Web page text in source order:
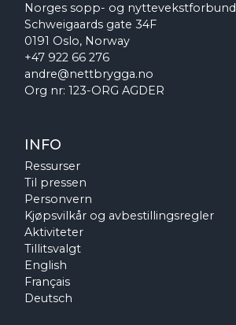
Norges sopp- og nyttevekstforbund
Schweigaards gate 34F
0191 Oslo, Norway
+47 922 66 276
andre@nettbrygga.no
Org nr: 123-ORG AGDER
INFO
Ressurser
Til pressen
Personvern
Kjøpsvilkår og avbestillingsregler
Aktiviteter
Tillitsvalgt
English
Français
Deutsch